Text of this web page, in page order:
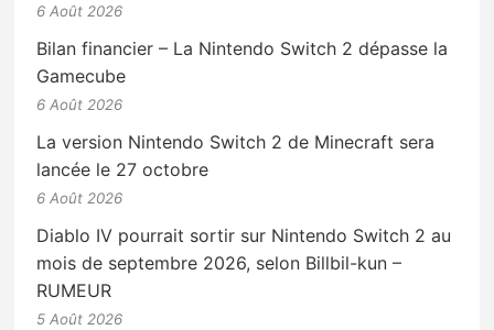
6 Août 2026
Bilan financier – La Nintendo Switch 2 dépasse la
Gamecube
6 Août 2026
La version Nintendo Switch 2 de Minecraft sera
lancée le 27 octobre
6 Août 2026
Diablo IV pourrait sortir sur Nintendo Switch 2 au
mois de septembre 2026, selon Billbil-kun –
RUMEUR
5 Août 2026